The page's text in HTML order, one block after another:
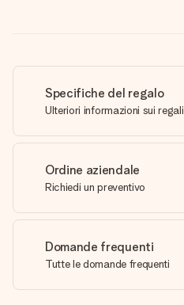
Specifiche del regalo
Ulteriori informazioni sui regali
Ordine aziendale
Richiedi un preventivo
Domande frequenti
Tutte le domande frequenti